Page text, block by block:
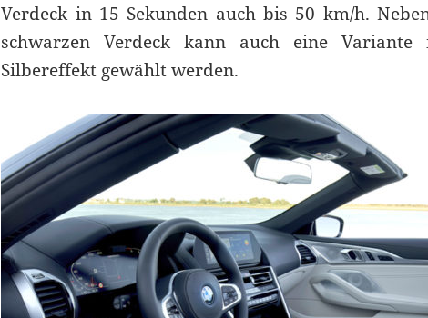
Verdeck in 15 Sekunden auch bis 50 km/h.
schwarzen Verdeck kann auch eine
Silbereffekt gewählt werden.